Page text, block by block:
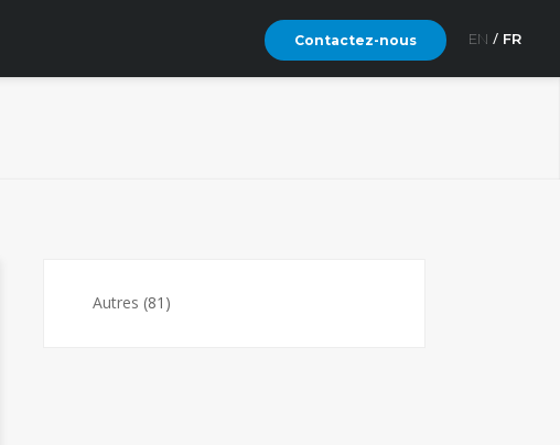
Contactez-nous EN FR
Autres (81)